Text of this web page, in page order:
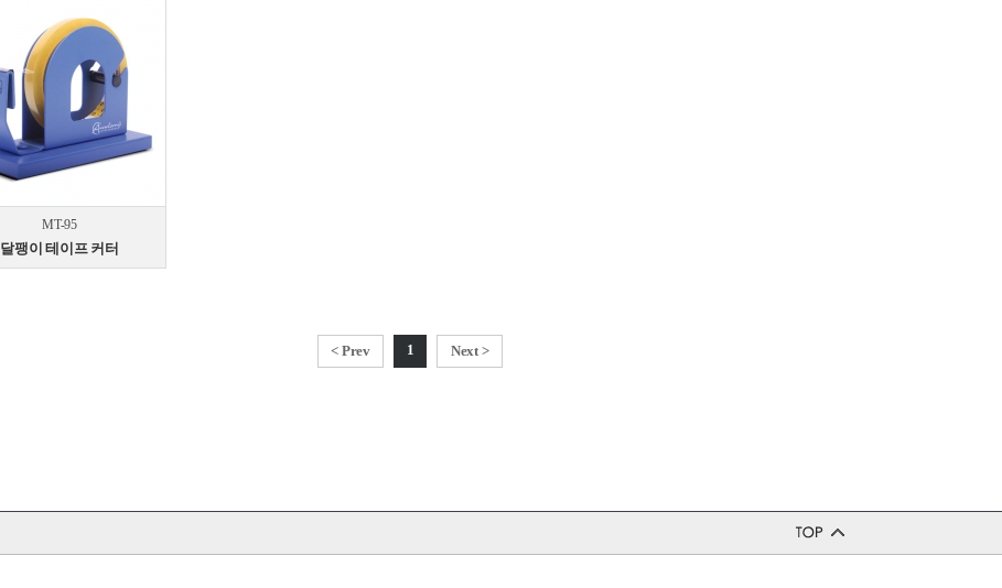
MT-95
달팽이 테이프 커터
< Prev 1 Next >